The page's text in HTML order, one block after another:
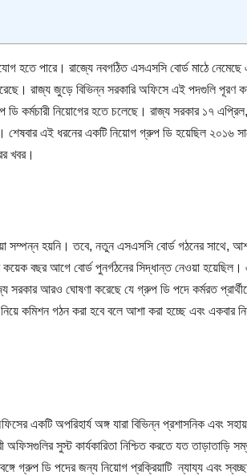
হতে পারে। রাজ্যে নবগঠিত এসএসসি বোর্ড মাঠে নেমেছে
রাজ্য জুড়ে বিভিন্ন সরকারি অফিসে এই পদগুলি পূরণ
কর্মচারী নিয়োগের হতে চলেছে। রাজ্য সরকার ১৭ এপ্রিল,
এই ধরনের একটি নিয়োগ গ্রুপ ডি হয়েছিল ২০১৬
খবর।
সম্পন্ন হয়নি। তবে, নতুন এসএসসি বোর্ড গঠনের সাথে,
বছর আগে বোর্ড পুনর্গঠনের সিদ্ধান্ত নেওয়া হয়েছিল।
সরকার আরও ঘোষণা করেছে যে গ্রুপ ডি পদে কর্মরত
কমিশন গঠন করা হবে বলে আশা করা হচ্ছে এবং একবার
একটি অপরিহার্য অঙ্গ যারা বিভিন্ন প্রশাসনিক এবং
সুস্ট কার্যকারিতা নিশ্চিত করতে যত তাড়াতাড়ি
গ্রুপ ডি পদের জন্য নিয়োগ প্রক্রিয়াটি ন্যায্য এবং স্বচ্ছ